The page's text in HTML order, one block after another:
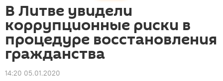
В Литве увидели
коррупционные риски в
процедуре восстановления
гражданства
14:20 05.01.2020